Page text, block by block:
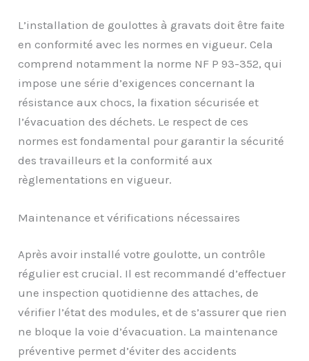
L’installation de goulottes à gravats doit être faite
en conformité avec les normes en vigueur. Cela
comprend notamment la norme NF P 93-352, qui
impose une série d’exigences concernant la
résistance aux chocs, la fixation sécurisée et
l’évacuation des déchets. Le respect de ces
normes est fondamental pour garantir la sécurité
des travailleurs et la conformité aux
règlementations en vigueur.
Maintenance et vérifications nécessaires
Après avoir installé votre goulotte, un contrôle
régulier est crucial. Il est recommandé d’effectuer
une inspection quotidienne des attaches, de
vérifier l’état des modules, et de s’assurer que rien
ne bloque la voie d’évacuation. La maintenance
préventive permet d’éviter des accidents